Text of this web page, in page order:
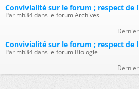
Convivialité sur le forum ; respect de
Par mh34 dans le forum Archives
Convivialité sur le forum ; respect de
Par mh34 dans le forum Biologie